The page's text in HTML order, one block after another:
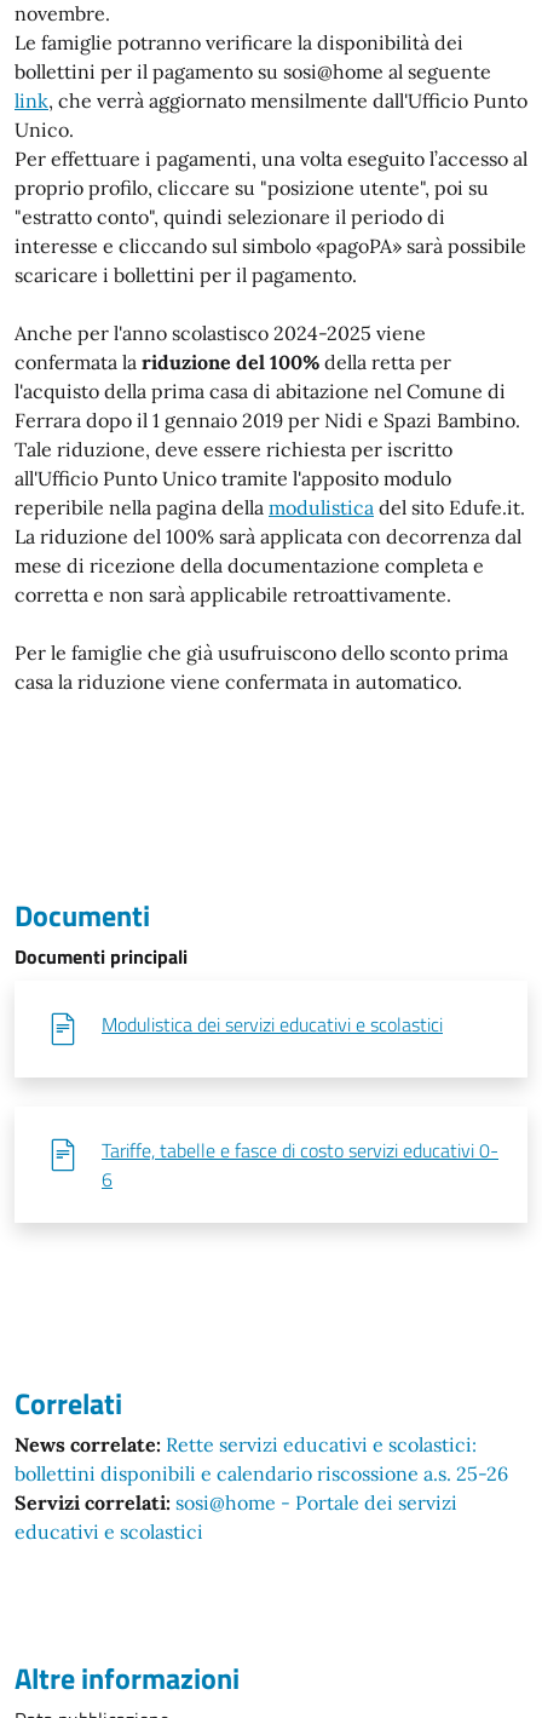
novembre.
Le famiglie potranno verificare la disponibilità dei
bollettini per il pagamento su sosi@home al seguente
link, che verrà aggiornato mensilmente dall'Ufficio Punto
Unico.
Per effettuare i pagamenti, una volta eseguito l’accesso al
proprio profilo, cliccare su "posizione utente", poi su
"estratto conto", quindi selezionare il periodo di
interesse e cliccando sul simbolo «pagoPA» sarà possibile
scaricare i bollettini per il pagamento.
Anche per l'anno scolastisco 2024-2025 viene
confermata la riduzione del 100% della retta per
l'acquisto della prima casa di abitazione nel Comune di
Ferrara dopo il 1 gennaio 2019 per Nidi e Spazi Bambino.
Tale riduzione, deve essere richiesta per iscritto
all'Ufficio Punto Unico tramite l'apposito modulo
reperibile nella pagina della modulistica del sito Edufe.it.
La riduzione del 100% sarà applicata con decorrenza dal
mese di ricezione della documentazione completa e
corretta e non sarà applicabile retroattivamente.
Per le famiglie che già usufruiscono dello sconto prima
casa la riduzione viene confermata in automatico.
Documenti
Documenti principali
Modulistica dei servizi educativi e scolastici
Tariffe, tabelle e fasce di costo servizi educativi 0-
6
Correlati
News correlate: Rette servizi educativi e scolastici:
bollettini disponibili e calendario riscossione a.s. 25-26
Servizi correlati: sosi@home - Portale dei servizi
educativi e scolastici
Altre informazioni